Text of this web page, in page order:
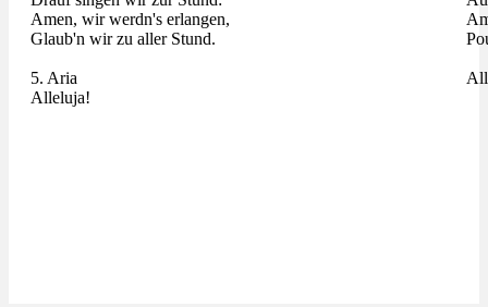
Amen, wir werdn's erlangen,
Glaub'n wir zu aller Stund.
5. Aria
Alleluja!